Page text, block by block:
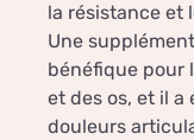
la résistance et
Une
bénéfique pour
et des os, et il a
douleurs